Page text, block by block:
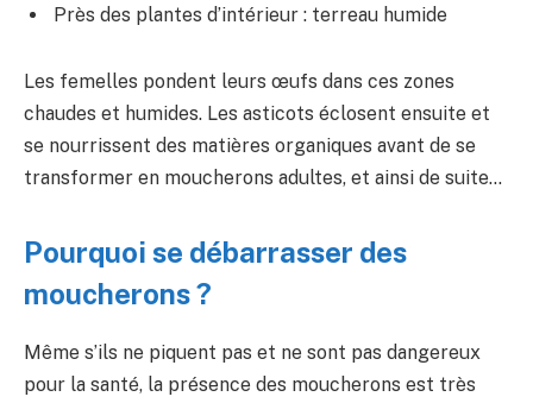
Près des plantes d’intérieur : terreau humide
Les femelles pondent leurs œufs dans ces zones
chaudes et humides. Les asticots éclosent ensuite et
se nourrissent des matières organiques avant de se
transformer en moucherons adultes, et ainsi de suite…
Pourquoi se débarrasser des
moucherons ?
Même s’ils ne piquent pas et ne sont pas dangereux
pour la santé, la présence des moucherons est très